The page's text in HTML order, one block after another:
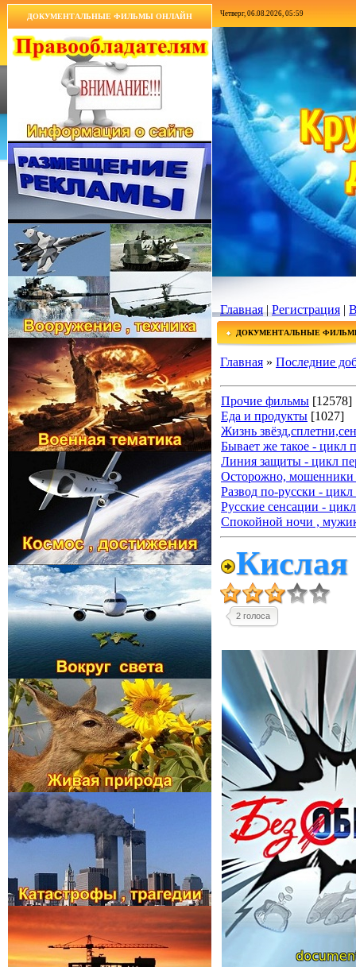
ДОКУМЕНТАЛЬНЫЕ ФИЛЬМЫ ОНЛАЙН Четверг, 06.08.2026, 05:59
Главная|Регистрация |
ДОКУМЕНТАЛЬНЫЕ
Главная » Последние
Прочие фильмы [12578]
Еда и продукты [1027]
Жизнь
Бывает же такое - цикл
Линия защиты - цикл
Осторожно, мошенники
Развод по-русски - цикл
Русские сенсации -
Спокойной ночи ,
Кислая
2 голоса